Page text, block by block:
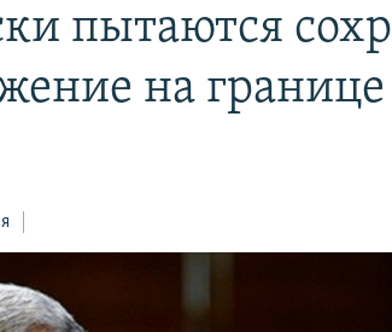
пытаются
на границе